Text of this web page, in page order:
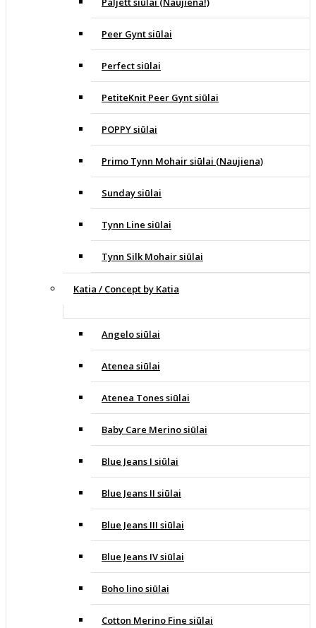
Peer Gynt siūlai
Perfect siūlai
PetiteKnit Peer Gynt siūlai
POPPY siūlai
Primo Tynn Mohair siūlai (Naujiena)
Sunday siūlai
Tynn Line siūlai
Tynn Silk Mohair siūlai
Katia / Concept by Katia
Angelo siūlai
Atenea siūlai
Atenea Tones siūlai
Baby Care Merino siūlai
Blue Jeans I siūlai
Blue Jeans II siūlai
Blue Jeans III siūlai
Blue Jeans IV siūlai
Boho lino siūlai
Cotton Merino Fine siūlai